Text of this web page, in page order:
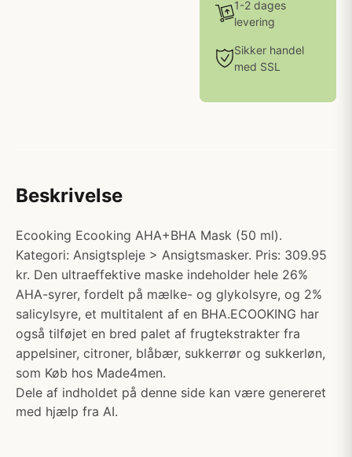
1-2 dages
levering
Sikker handel
med SSL
Beskrivelse
Ecooking Ecooking AHA+BHA Mask (50 ml).
Kategori: Ansigtspleje > Ansigtsmasker. Pris: 309.95
kr. Den ultraeffektive maske indeholder hele 26%
AHA-syrer, fordelt på mælke- og glykolsyre, og 2%
salicylsyre, et multitalent af en BHA.ECOOKING har
også tilføjet en bred palet af frugtekstrakter fra
appelsiner, citroner, blåbær, sukkerrør og sukkerløn,
som Køb hos Made4men.
Dele af indholdet på denne side kan være genereret
med hjælp fra AI.